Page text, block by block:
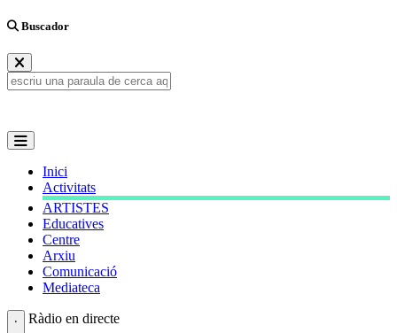
Buscador
Inici
Activitats
ARTISTES
Educatives
Centre
Arxiu
Comunicació
Mediateca
Ràdio en directe